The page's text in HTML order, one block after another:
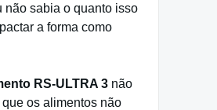
não sabia o quanto isso
a forma como
RS‑ULTRA 3 não
os alimentos não